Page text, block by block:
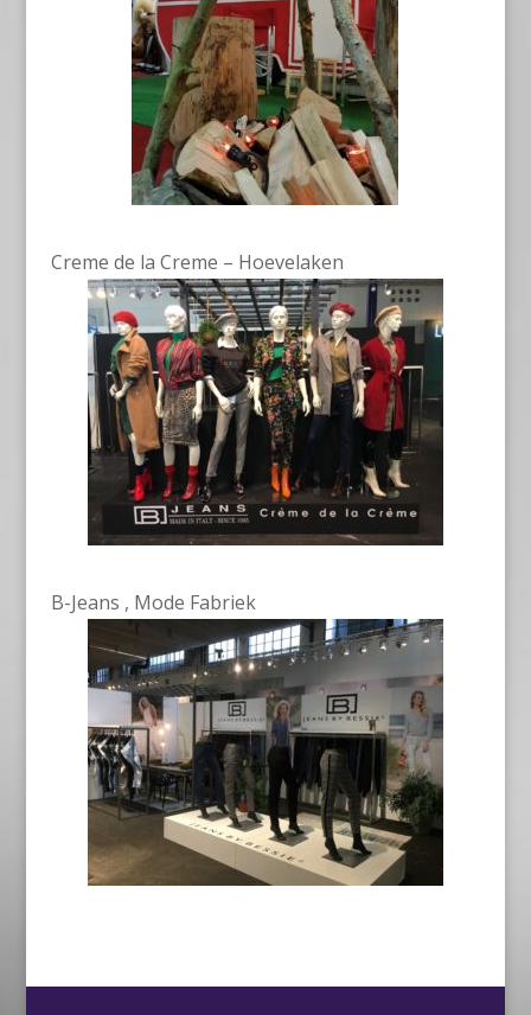
Creme de la Creme – Hoevelaken
B-Jeans , Mode Fabriek